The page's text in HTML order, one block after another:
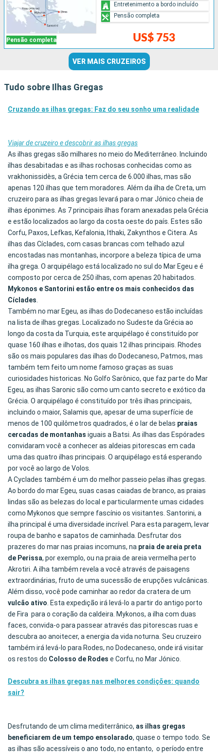
Pensão completa US$ 753
Entretenimento a bordo incluído
Pensão completa
VER MAIS CRUZEIROS
Tudo sobre Ilhas Gregas
Cruzando as ilhas gregas: Faz do seu sonho uma realidade
Viajar de cruzeiro e descobrir as ilhas gregas
As ilhas gregas são milhares no meio do Mediterrâneo. Incluindo
ilhas desabitadas e as ilhas rochosas conhecidas como as
vrakhonissidès, a Grécia tem cerca de 6.000 ilhas, mas são
apenas 120 ilhas que tem moradores. Além da ilha de Creta, um
cruzeiro para as ilhas gregas levará para o mar Jónico cheia de
ilhas éponimes. As 7 principais ilhas foram anexadas pela Grécia
e estão localizados ao largo da costa oeste do país. Estes são
Corfu, Paxos, Lefkas, Kefalonia, Ithaki, Zakynthos e Citera. As
ilhas das Cíclades, com casas brancas com telhado azul
encostadas nas montanhas, incorpore a beleza típica de uma
ilha grega. O arquipélago está localizado no sul do Mar Egeu e é
composto por cerca de 250 ilhas, com apenas 20 habitados.
Mykonos e Santorini estão entre os mais conhecidos das
Cíclades.
Também no mar Egeu, as ilhas do Dodecaneso estão incluídas
na lista de ilhas gregas. Localizado no Sudeste da Grécia ao
longo da costa da Turquia, este arquipélago é constituído por
quase 160 ilhas e ilhotas, dos quais 12 ilhas principais. Rhodes
são os mais populares das ilhas do Dodecaneso, Patmos, mas
também tem feito um nome famoso graças as suas
curiosidades historicas. No Golfo Sarônico, que faz parte do Mar
Egeu, as ilhas Saronic são como um canto secreto e exótico da
Grécia. O arquipélago é constituído por três ilhas principais,
incluindo o maior, Salamis que, apesar de uma superfície de
menos de 100 quilômetros quadrados, é o lar de belas praias
cercadas de montanhas iguais a Batsi. As ilhas das Espórades
convidaram você a conhecer as aldeias pitorescas em cada
uma das quatro ilhas principais. O arquipélago está esperando
por você ao largo de Volos.
A Cyclades também é um do melhor passeio pelas ilhas gregas.
Ao bordo do mar Egeu, suas casas caiadas de branco, as praias
lindas são as belezas do local e particularmente umas cidades
como Mykonos que sempre fascínio os visitantes. Santorini, a
ilha principal é uma diversidade incrível. Para esta paragem, levar
roupa de banho e sapatos de caminhada. Desfrutar dos
prazeres do mar nas praias incomuns, na praia de areia preta
de Perissa, por exemplo, ou na praia de areia vermelha perto
Akrotiri. A ilha também revela a você através de paisagens
extraordinárias, fruto de uma sucessão de erupções vulcânicas.
Além disso, você pode caminhar ao redor da cratera de um
vulcão ativo. Esta expedição irá levá-lo a partir do antigo porto
de Fira para o coração da caldeira. Mykonos, a ilha com duas
faces, convida-o para passear através das pitorescas ruas e
descubra ao anoitecer, a energia da vida noturna. Seu cruzeiro
também irá levá-lo para Rodes, no Dodecaneso, onde irá visitar
os restos do Colosso de Rodes e Corfu, no Mar Jónico.
Descubra as ilhas gregas nas melhores condições: quando
sair?
Desfrutando de um clima mediterrânico, as ilhas gregas
beneficiarem de um tempo ensolarado, quase o tempo todo. Se
as ilhas são acessíveis o ano todo, no entanto, o período entre